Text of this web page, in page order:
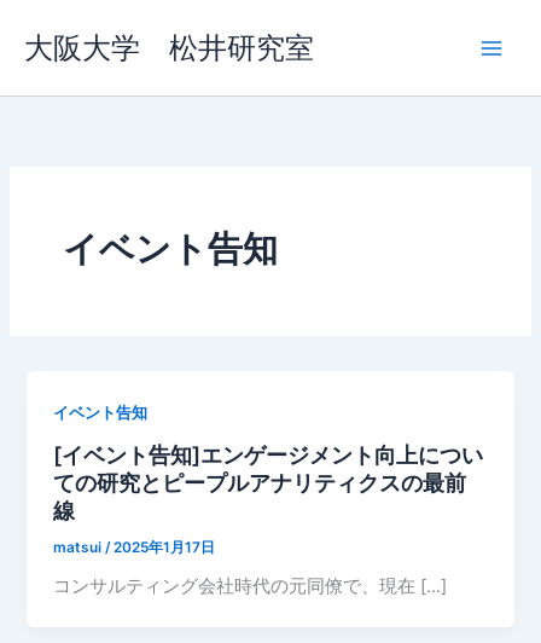
ス
大阪大学 松井研究室
イベント告知
イベント告知
[イベント告知]エンゲージメント向上につい
ての研究とピープルアナリティクスの最前
線
matsui /2025年1月17日
コンサルティング会社時代の元同僚で、現在 […]